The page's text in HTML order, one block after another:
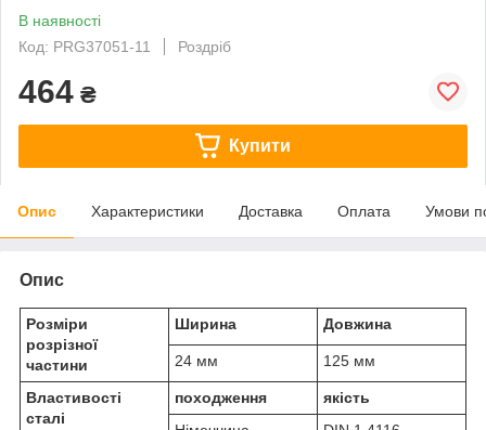
В наявності
Код: PRG37051-11
Роздріб
464 ₴
Купити
Опис Характеристики Доставка Оплата Умови
Опис
Розміри
розрізної
частини
Ширина Довжина
24 мм 125 мм
Властивості
сталі
походження
якість